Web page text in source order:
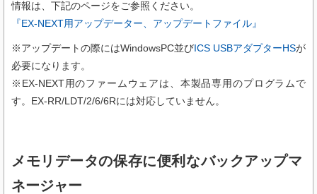
情報は、下記のページをご参照ください。
『EX-NEXT用アップデーター、アップデートファイル』
※アップデートの際にはWindowsPC並びICS USBアダプターHSが
必要になります。
※EX-NEXT用のファームウェアは、本製品専用のプログラムで
す。EX-RR/LDT/2/6/6Rには対応していません。
メモリデータの保存に便利なバックアップマ
ネージャー